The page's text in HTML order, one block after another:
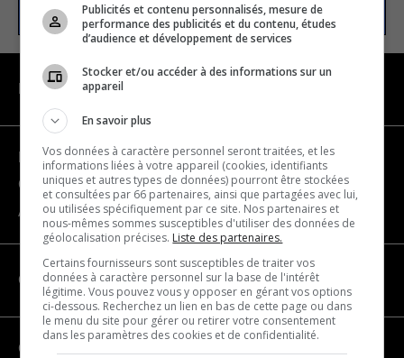
NAVIGATION
Become a partner
Contact us
About us
CATEGORIES
Geography
Publicités et contenu personnalisés, mesure de
performance des publicités et du contenu, études
d’audience et développement de services
Stocker et/ou accéder à des informations sur un
appareil
En savoir plus
Vos données à caractère personnel seront traitées, et les
informations liées à votre appareil (cookies, identifiants
uniques et autres types de données) pourront être stockées
et consultées par 66 partenaires, ainsi que partagées avec lui,
ou utilisées spécifiquement par ce site. Nos partenaires et
nous-mêmes sommes susceptibles d'utiliser des données de
géolocalisation précises. Liste des partenaires.
Certains fournisseurs sont susceptibles de traiter vos
données à caractère personnel sur la base de l'intérêt
légitime. Vous pouvez vous y opposer en gérant vos options
ci-dessous. Recherchez un lien en bas de cette page ou dans
le menu du site pour gérer ou retirer votre consentement
dans les paramètres des cookies et de confidentialité.